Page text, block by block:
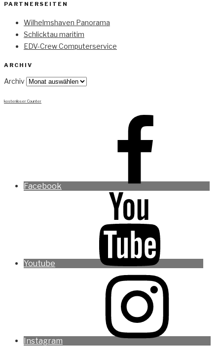
PARTNERSEITEN
Wilhelmshaven Panorama
Schlicktau maritim
EDV-Crew Computerservice
ARCHIV
Archiv
kostenloser Counter
Facebook
Youtube
Instagram